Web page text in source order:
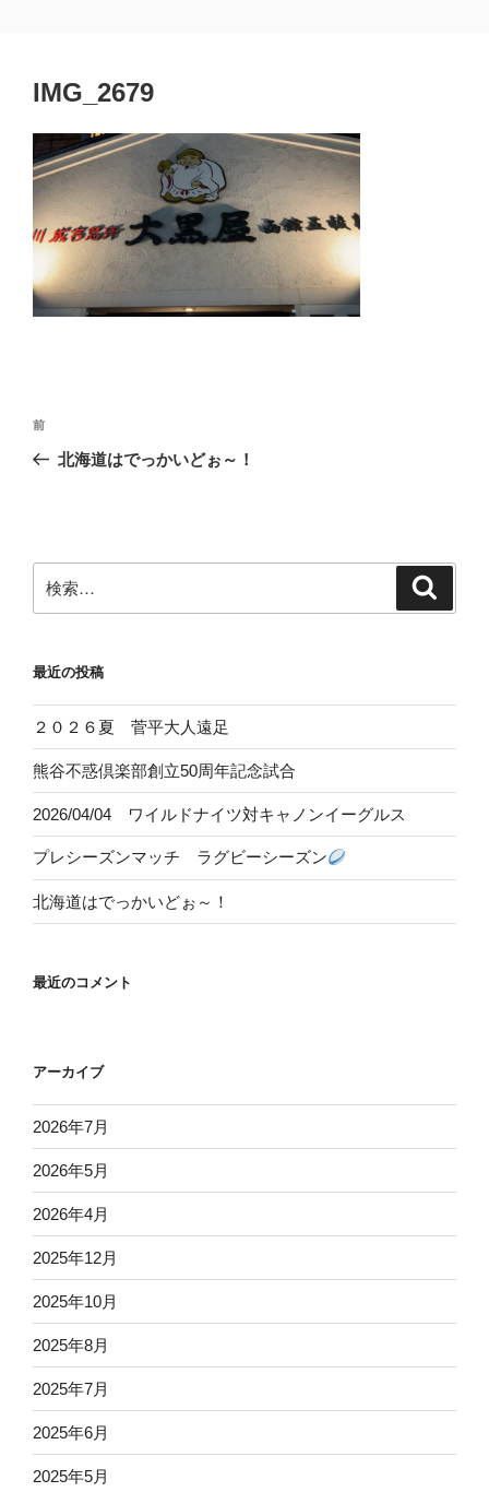
IMG_2679
投
ー
シ
前
の
前
北海道はでっかいどぉ～！
索:
最近の投稿
２０２６夏 菅平大人遠足
熊谷不惑倶楽部創立50周年記念試合
2026/04/04 ワイルドナイツ対キャノンイーグルス
プレシーズンマッチ ラグビーシーズン
北海道はでっかいどぉ～！
最近のコメント
アーカイブ
2026年7月
2026年5月
2026年4月
2025年12月
2025年10月
2025年8月
2025年7月
2025年6月
2025年5月